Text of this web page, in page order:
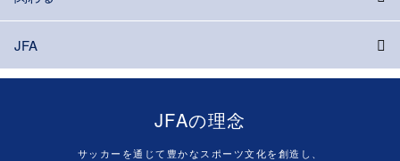
JFA
JFAの理念
サッカーを通じて豊かなスポーツ文化を創造し、